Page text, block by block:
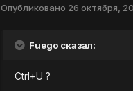
Опубликовано 26 октября,
Fuego сказал:
Ctrl+U ?